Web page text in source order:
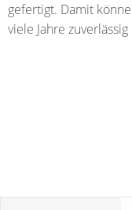
gefertigt. Damit
viele Jahre